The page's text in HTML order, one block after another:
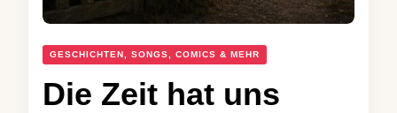
GESCHICHTEN, SONGS, COMICS & MEHR
Die Zeit hat uns